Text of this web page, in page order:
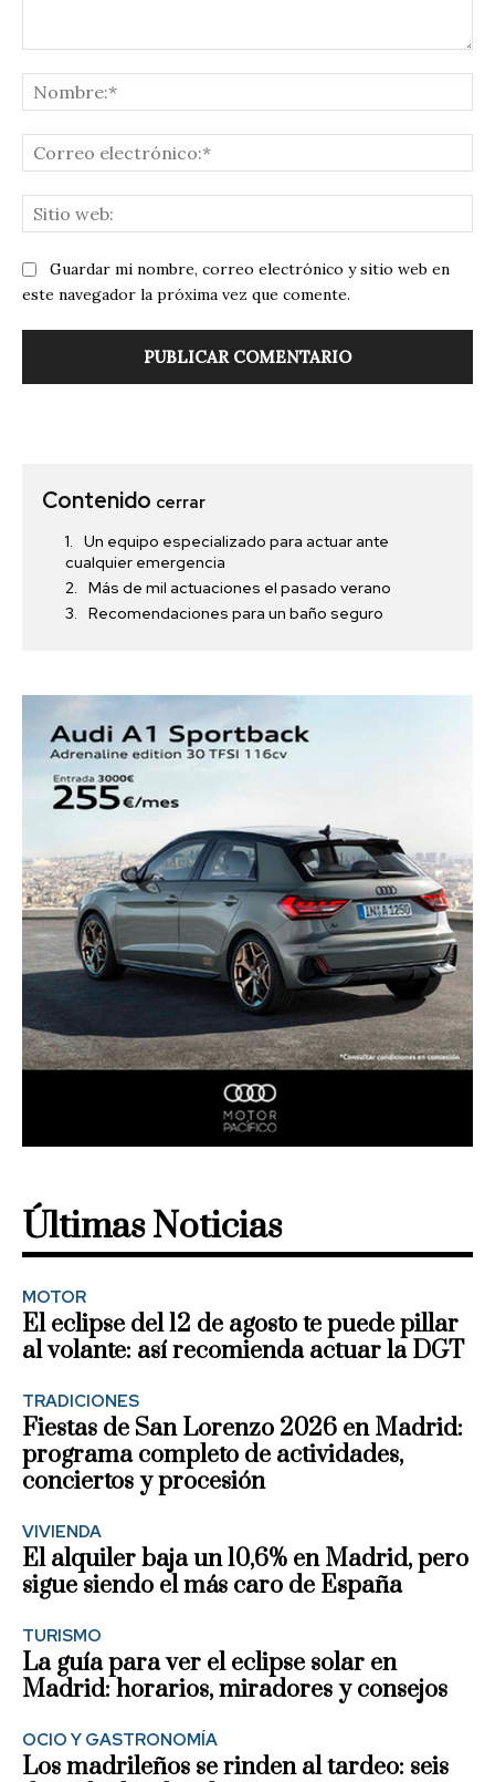
Guardar mi nombre, correo electrónico y sitio web en
este navegador la próxima vez que comente.
Contenido cerrar
Un equipo especializado para actuar ante
cualquier emergencia
Más de mil actuaciones el pasado verano
Recomendaciones para un baño seguro
Últimas Noticias
MOTOR
El eclipse del 12 de agosto te puede pillar
al volante: así recomienda actuar la DGT
TRADICIONES
Fiestas de San Lorenzo 2026 en Madrid:
programa completo de actividades,
conciertos y procesión
VIVIENDA
El alquiler baja un 10,6% en Madrid, pero
sigue siendo el más caro de España
TURISMO
La guía para ver el eclipse solar en
Madrid: horarios, miradores y consejos
OCIO Y GASTRONOMÍA
Los madrileños se rinden al tardeo: seis